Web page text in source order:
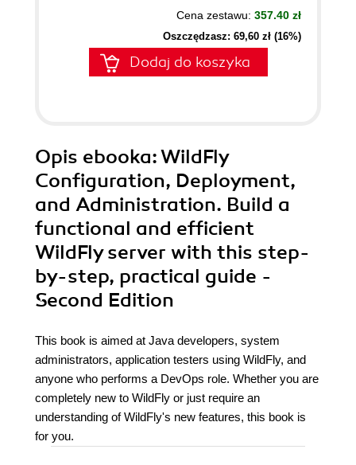
Cena zestawu: 357.40 zł
Oszczędzasz: 69,60 zł (16%)
Dodaj do koszyka
Opis ebooka: WildFly
Configuration, Deployment,
and Administration. Build a
functional and efficient
WildFly server with this step-
by-step, practical guide -
Second Edition
This book is aimed at Java developers, system
administrators, application testers using WildFly, and
anyone who performs a DevOps role. Whether you are
completely new to WildFly or just require an
understanding of WildFly's new features, this book is
for you.